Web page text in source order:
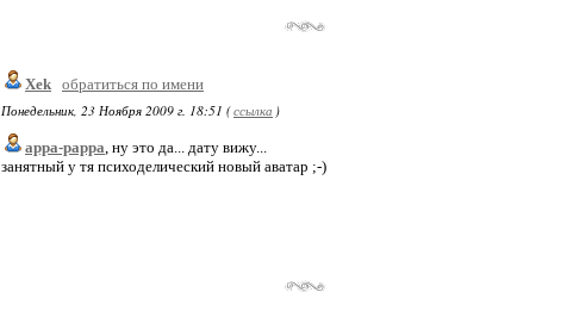
Xek обратиться по имени
Понедельник, 23 Ноября 2009 г. 18:51 (ссылка )
appa-pappa, ну это да... дату вижу...
занятный у тя психоделический новый аватар ;-)